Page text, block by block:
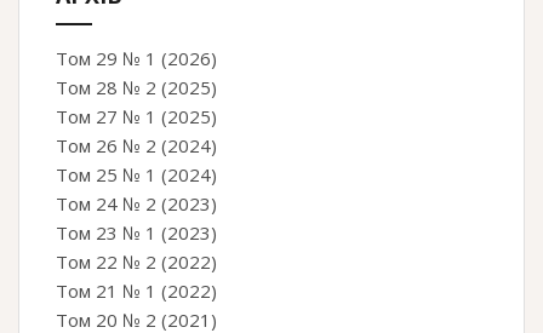
Том 29 № 1 (2026)
Том 28 № 2 (2025)
Том 27 № 1 (2025)
Том 26 № 2 (2024)
Том 25 № 1 (2024)
Том 24 № 2 (2023)
Том 23 № 1 (2023)
Том 22 № 2 (2022)
Том 21 № 1 (2022)
Том 20 № 2 (2021)